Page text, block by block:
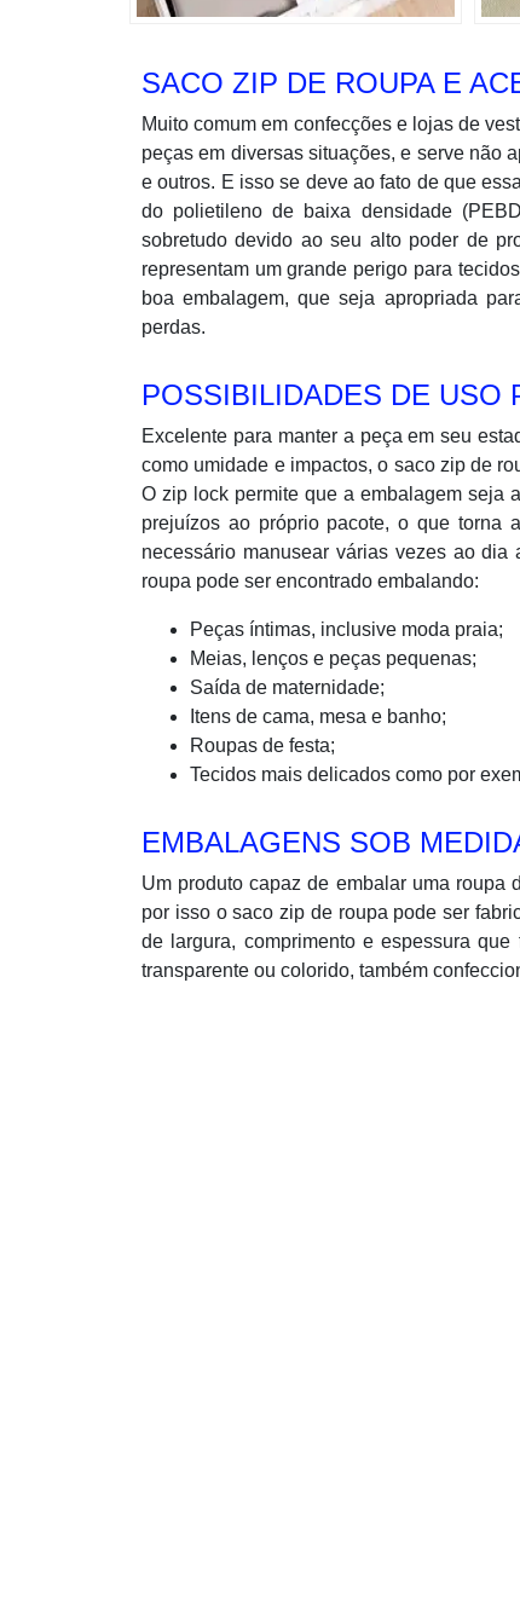
SACO ZIP DE ROUPA E
Muito comum em confecções e lojas de
peças em diversas situações, e serve não
e outros. E isso se deve ao fato de que
do polietileno de baixa densidade
sobretudo devido ao seu alto poder de
representam um grande perigo para
boa embalagem, que seja apropriada
perdas.
POSSIBILIDADES DE USO
Excelente para manter a peça em seu
como umidade e impactos, o saco zip de
O zip lock permite que a embalagem seja
prejuízos ao próprio pacote, o que torna
necessário manusear várias vezes ao
roupa pode ser encontrado embalando:
Peças íntimas, inclusive moda praia;
Meias, lenços e peças pequenas;
Saída de maternidade;
Itens de cama, mesa e banho;
Roupas de festa;
Tecidos mais delicados como por
EMBALAGENS SOB
Um produto capaz de embalar uma roupa
por isso o saco zip de roupa pode ser
de largura, comprimento e espessura
transparente ou colorido, também